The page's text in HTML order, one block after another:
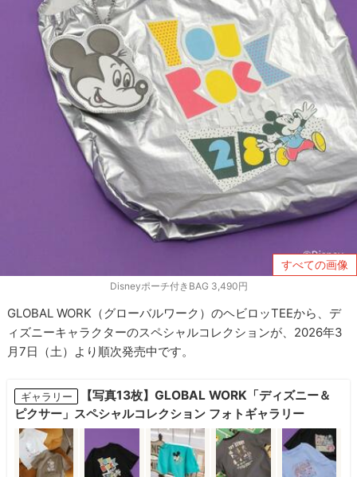
すべての画像
Disneyポーチ付きBAG 3,490円
GLOBAL WORK（グローバルワーク）のヘビロッTEEから、デ
ィズニーキャラクターのスペシャルコレクションが、2026年3
月7日（土）より順次発売中です。
ギャラリー
【写真13枚】GLOBAL WORK「ディズニー＆
ピクサー」スペシャルコレクション フォトギャラリー